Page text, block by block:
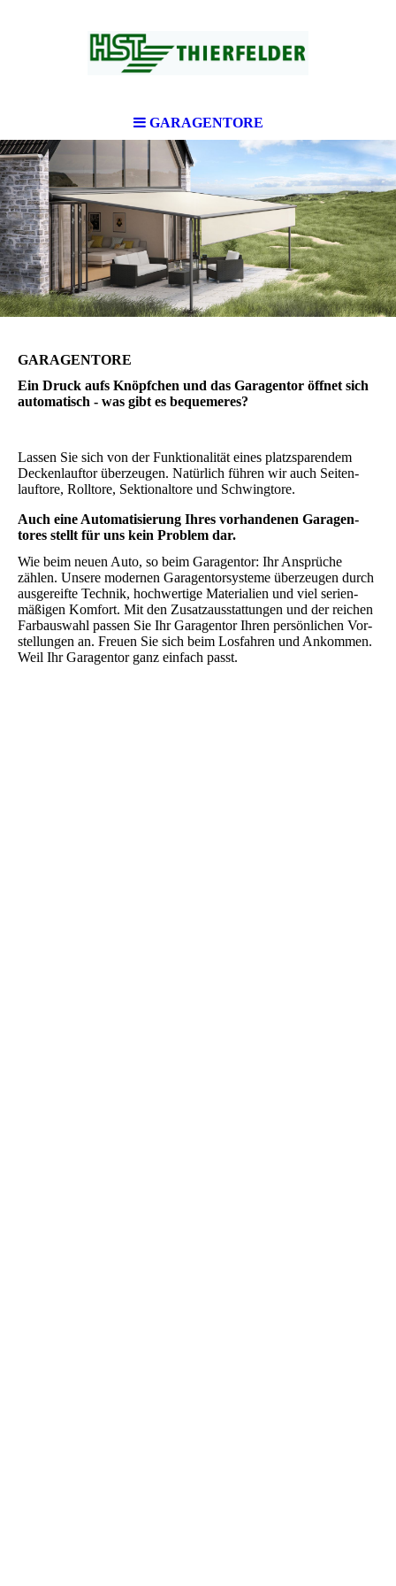
GARAGENTORE
GARAGENTORE
Ein Druck aufs Knöpfchen und das Garagentor öffnet sich
automatisch - was gibt es bequemeres?
Lassen Sie sich von der Funktionalität eines platzsparendem
Decken­lauftor überzeugen. Natürlich führen wir auch Seiten­
lauftore, Rolltore, Sektionaltore und Schwingtore.
Auch eine Automatisierung Ihres vorhandenen Garagen­
tores stellt für uns kein Problem dar.
Wie beim neuen Auto, so beim Garagen­tor: Ihr Ansprüche
zählen. Unsere modernen Garagen­torsysteme über­zeugen durch
aus­gereifte Technik, hoch­wertige Materialien und viel serien­
mäßigen Komfort. Mit den Zusatz­ausstattungen und der reichen
Farb­auswahl passen Sie Ihr Garagentor Ihren persönlichen Vor­
stellungen an. Freuen Sie sich beim Los­fahren und Ankommen.
Weil Ihr Garagen­tor ganz einfach passt.